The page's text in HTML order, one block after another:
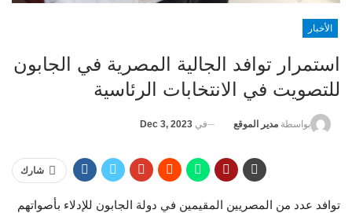
الأخبار
استمرار توافد الجالية المصرية في الجابون
للتصويت في الانتخابات الرئاسية
بواسطة مدير الموقع في Dec 3, 2023
شارك
توافد عدد من المصريين المقيمين في دولة الجابون للإدلاء بأصواتهم